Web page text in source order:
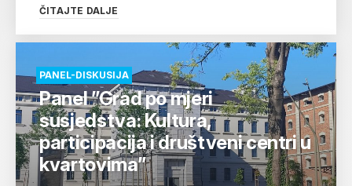
ČITAJTE DALJE
PANEL-DISKUSIJA
Panel ”Grad po mjeri
susjedstva: Kultura,
participacija i društveni centri u
kvartovima”